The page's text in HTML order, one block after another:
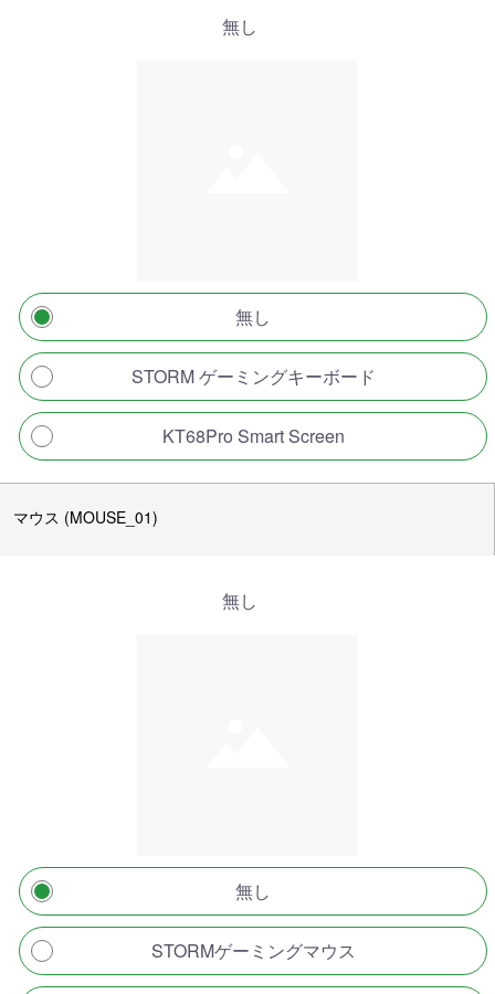
無し
無し
STORM ゲーミングキーボード
KT68Pro Smart Screen
マウス (MOUSE_01)
無し
無し
STORMゲーミングマウス